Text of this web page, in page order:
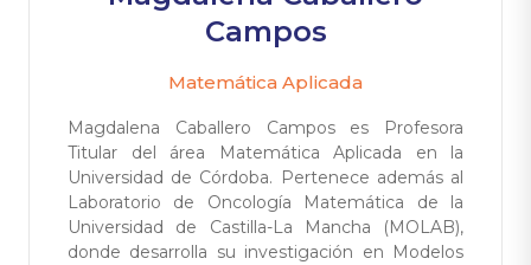
Campos
Matemática Aplicada
Magdalena Caballero Campos es Profesora
Titular del área Matemática Aplicada en la
Universidad de Córdoba. Pertenece además al
Laboratorio de Oncología Matemática de la
Universidad de Castilla-La Mancha (MOLAB),
donde desarrolla su investigación en Modelos